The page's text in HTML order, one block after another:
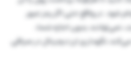
شود. در واقع حتی اگر رمز عبور
نمی‌توانند بدون اجازه شما،
نگهداری ارز دیجیتال در صرافی